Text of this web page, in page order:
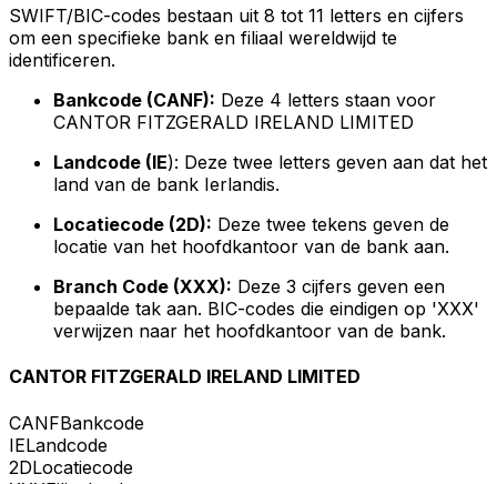
SWIFT/BIC-codes bestaan uit 8 tot 11 letters en cijfers
om een specifieke bank en filiaal wereldwijd te
identificeren.
Bankcode (CANF): Deze 4 letters staan voor
CANTOR FITZGERALD IRELAND LIMITED
Landcode (IE): Deze twee letters geven aan dat het
land van de bank Ierlandis.
Locatiecode (2D): Deze twee tekens geven de
locatie van het hoofdkantoor van de bank aan.
Branch Code (XXX): Deze 3 cijfers geven een
bepaalde tak aan. BIC-codes die eindigen op 'XXX'
verwijzen naar het hoofdkantoor van de bank.
CANTOR FITZGERALD IRELAND LIMITED
CANFBankcode
IELandcode
2DLocatiecode